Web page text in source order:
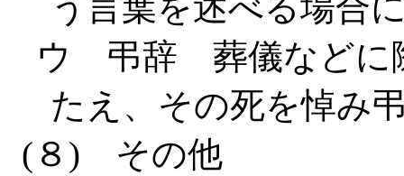
ウ 弔辞 葬儀などに
たえ、その死を悼み
(８) その他